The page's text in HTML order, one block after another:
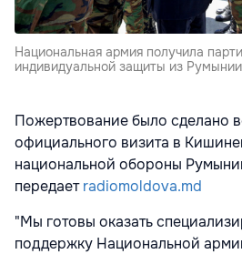
Национальная армия получила
индивидуальной защиты из
Пожертвование было сделано
официального визита в
национальной обороны
передаетradiomoldova.md
"Мы готовы оказать
поддержку Национальной